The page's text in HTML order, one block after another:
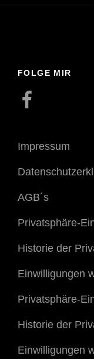
FOLGE MIR
Facebook
Impressum
AGB´s
Privatsphäre-
Historie der
Einwilligungen
Privatsphäre-
Historie der
Einwilligungen